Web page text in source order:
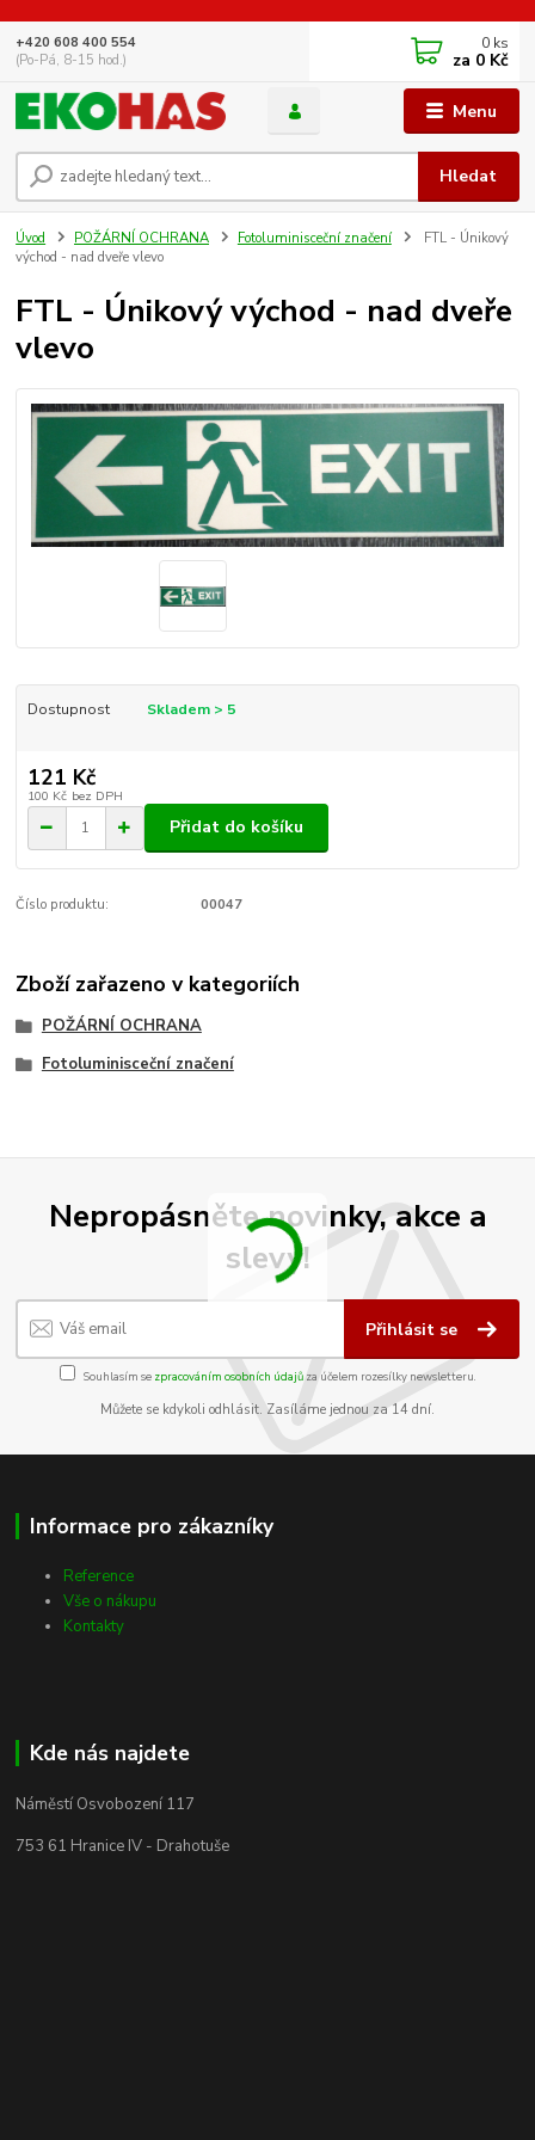
Menu
Hledat
+420 608 400 554
(Po-Pá, 8-15 hod.)
0 ks
za 0 Kč
Úvod POŽÁRNÍ OCHRANA Fotoluminisceční značení
FTL - Únikový
východ - nad dveře vlevo
FTL - Únikový východ - nad dveře
vlevo
Dostupnost Skladem > 5
121 Kč
100 Kč bez DPH
Přidat do košíku
Číslo produktu: 00047
Zboží zařazeno v kategoriích
POŽÁRNÍ OCHRANA
Fotoluminisceční značení
Nepropásněte novinky, akce a
slevy!
Přihlásit se
Souhlasím se zpracováním osobních údajůza účelem rozesílky newsletteru.
Můžete se kdykoli odhlásit. Zasíláme jednou za 14 dní.
Informace pro zákazníky
Reference
Vše o nákupu
Kontakty
Kde nás najdete
Náměstí Osvobození 117
753 61 Hranice IV - Drahotuše